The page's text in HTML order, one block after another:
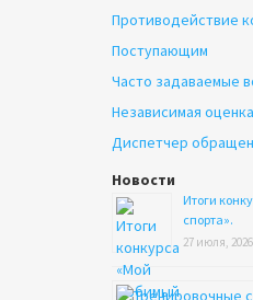
Противодействие
Поступающим
Часто задаваемые
Независимая
Диспетчер
Новости
Итоги
спорта».
27 июля, 2026